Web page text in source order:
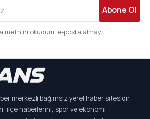
Abone Ol
metnini okudum, e-posta almayı
merkezli bağımsız yerel haber sitesidir.
ilçe haberlerini, spor ve ekonomi